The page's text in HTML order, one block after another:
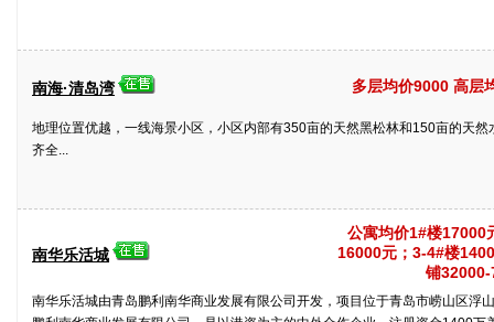
南海·清岛湾 多层均价9000 高层
地理位置优越，一线海景小区，小区内部有350亩的天然黑松林和150亩的天
齐全...
南华乐活城
公寓均价1#楼17000
16000元；3-4#楼
铺
南华乐活城由青岛鹏利南华商业发展有限公司开发，项目位于青岛市崂山区浮